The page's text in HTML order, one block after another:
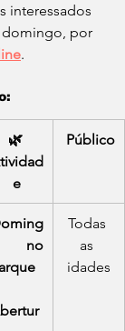
interessados
domingo, por
.
🌿
e
Público
no
Todas
as
idades